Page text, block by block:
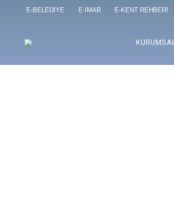
E-BELEDİYE E-İMAR E-KENT REHBERİ
KURUMSAL